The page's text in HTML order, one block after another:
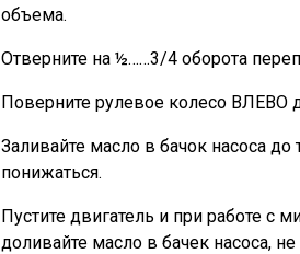
объема.
Отверните на ½……3/4 оборота
Поверните рулевое колесо ВЛЕВО
Заливайте масло в бачок насоса до
понижаться.
Пустите двигатель и при работе с
доливайте масло в бачек насоса,